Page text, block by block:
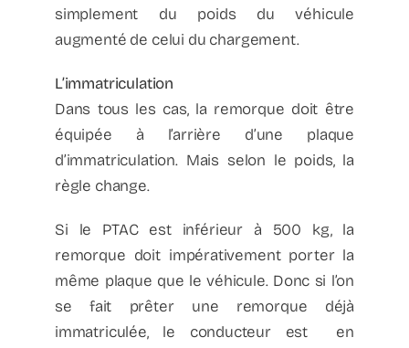
simplement du poids du véhicule
augmenté de celui du chargement.
L’immatriculation
Dans tous les cas, la remorque doit être
équipée à l’arrière d’une plaque
d’immatriculation. Mais selon le poids, la
règle change.
Si le PTAC est inférieur à 500 kg, la
remorque doit impérativement porter la
même plaque que le véhicule. Donc si l’on
se fait prêter une remorque déjà
immatriculée, le conducteur est en